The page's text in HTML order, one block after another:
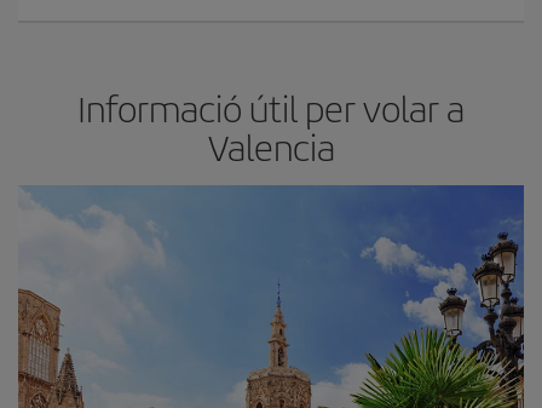
Informació útil per volar a
Valencia